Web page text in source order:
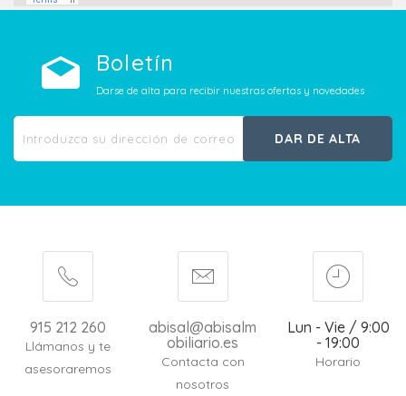
Boletín
Darse de alta para recibir nuestras ofertas y novedades
DAR DE ALTA
915 212 260
Llámanos y te
asesoraremos
abisal@abisalm
obiliario.es
Contacta con
nosotros
Lun - Vie / 9:00
- 19:00
Horario